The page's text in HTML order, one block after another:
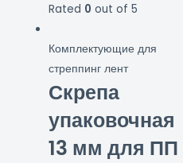
Rated 0 out of 5
Комплектующие для
стреппинг лент
Скрепа
упаковочная
13 мм для ПП